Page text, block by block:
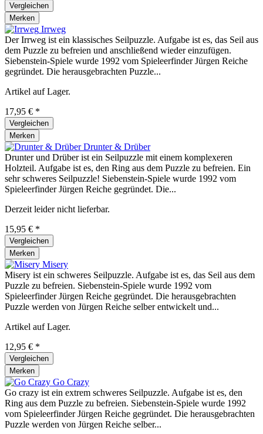
Vergleichen
Merken
Irrweg
Der Irrweg ist ein klassisches Seilpuzzle. Aufgabe ist es, das Seil aus
dem Puzzle zu befreien und anschließend wieder einzufügen.
Siebenstein-Spiele wurde 1992 vom Spieleerfinder Jürgen Reiche
gegründet. Die herausgebrachten Puzzle...
Artikel auf Lager.
17,95 € *
Vergleichen
Merken
Drunter & Drüber
Drunter und Drüber ist ein Seilpuzzle mit einem komplexeren
Holzteil. Aufgabe ist es, den Ring aus dem Puzzle zu befreien. Ein
sehr schweres Seilpuzzle! Siebenstein-Spiele wurde 1992 vom
Spieleerfinder Jürgen Reiche gegründet. Die...
Derzeit leider nicht lieferbar.
15,95 € *
Vergleichen
Merken
Misery
Misery ist ein schweres Seilpuzzle. Aufgabe ist es, das Seil aus dem
Puzzle zu befreien. Siebenstein-Spiele wurde 1992 vom
Spieleerfinder Jürgen Reiche gegründet. Die herausgebrachten
Puzzle werden von Jürgen Reiche selber entwickelt und...
Artikel auf Lager.
12,95 € *
Vergleichen
Merken
Go Crazy
Go crazy ist ein extrem schweres Seilpuzzle. Aufgabe ist es, den
Ring aus dem Puzzle zu befreien. Siebenstein-Spiele wurde 1992
vom Spieleerfinder Jürgen Reiche gegründet. Die herausgebrachten
Puzzle werden von Jürgen Reiche selber...